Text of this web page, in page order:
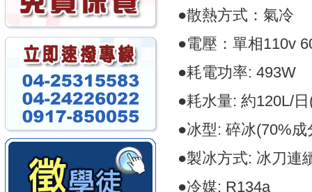
●散熱方式：氣冷
●電壓：單相110v
●耗電功率: 493W
●耗水量: 約120L/
●冰型: 碎冰(70%成
●製冰方式: 冰刀連
●冷媒: R134a